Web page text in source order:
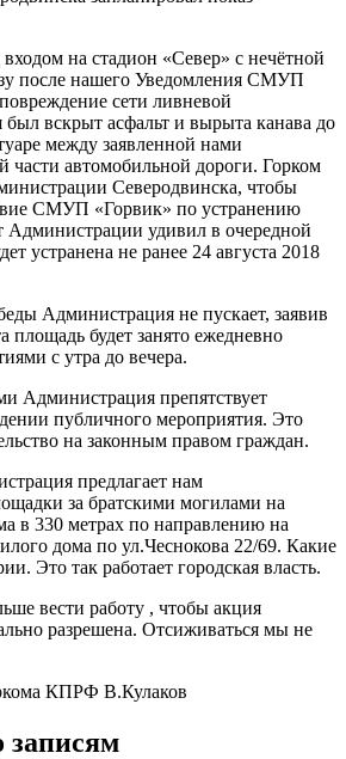
на стадион «Север» с нечётной
после нашего Уведомления СМУП
сети ливневой
вскрыт асфальт и вырыта канава до
между заявленной нами
части автомобильной дороги. Горком
Северодвинска, чтобы
СМУП «Горвик» по устранению
Администрации удивил в очередной
устранена не ранее 24 августа 2018
Администрация не пускает, заявив
площадь будет занято ежедневно
с утра до вечера.
Администрация препятствует
публичного мероприятия. Это
на законным правом граждан.
предлагает нам
за братскими могилами на
в 330 метрах по направлению на
дома по ул.Чеснокова 22/69. Какие
Это так работает городская власть.
вести работу , чтобы акция
разрешена. Отсиживаться мы не
КПРФ В.Кулаков
записям